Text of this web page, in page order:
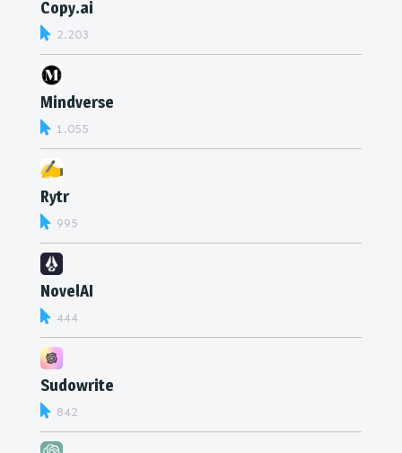
Copy.ai
2.203
Mindverse
1.055
Rytr
995
NovelAI
444
Sudowrite
842